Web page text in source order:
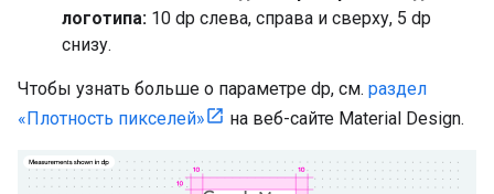
логотипа: 10 dp слева, справа и сверху, 5 dp
снизу.
Чтобы узнать больше о параметре dp, см. раздел
«Плотность пикселей»
на веб-сайте Material Design.